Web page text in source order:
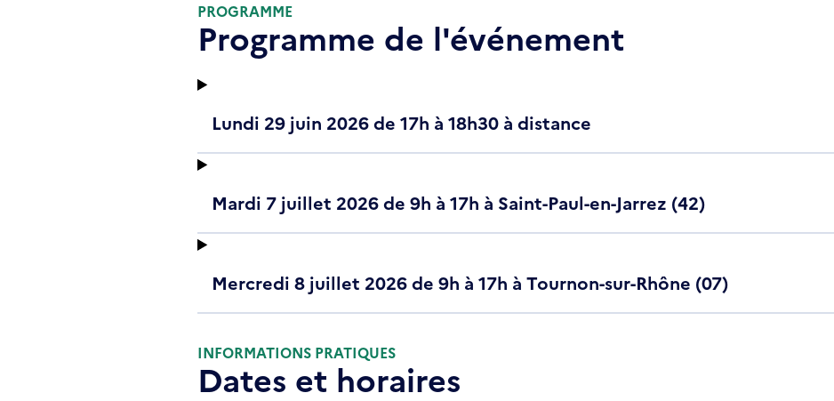
PROGRAMME
Programme de l'événement
Lundi 29 juin 2026 de 17h à 18h30 à distance
Mardi 7 juillet 2026 de 9h à 17h à Saint-Paul-en-Jarrez (42)
Mercredi 8 juillet 2026 de 9h à 17h à Tournon-sur-Rhône (07)
INFORMATIONS PRATIQUES
Dates et horaires